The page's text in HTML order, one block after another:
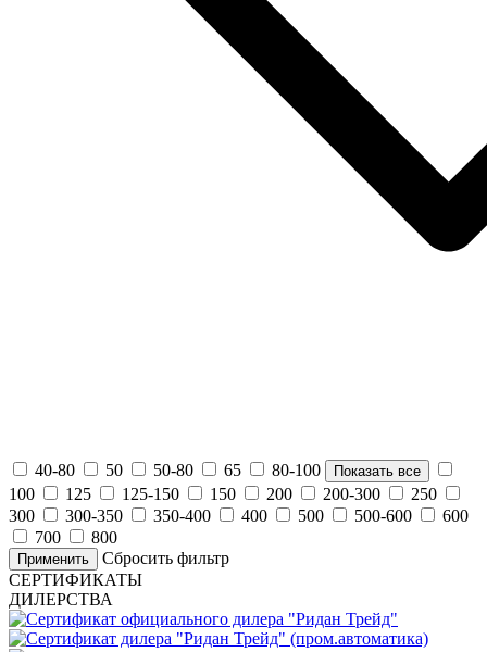
40-80 50 50-80 65 80-100 Показать все
100 125 125-150 150 200 200-300
250
300
300-350 350-400 400 500 500-600
600
700
800
Применить
Сбросить фильтр
СЕРТИФИКАТЫ
ДИЛЕРСТВА